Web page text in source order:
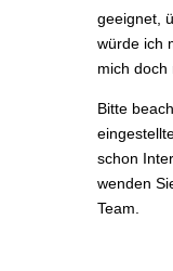
geeignet,
würde ich
mich doch
Bitte
schon
wenden
Team.